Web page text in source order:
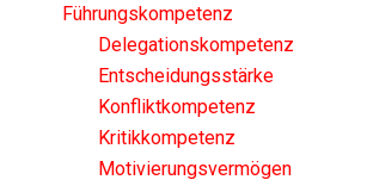
Führungskompetenz
Delegationskompetenz
Entscheidungsstärke
Konfliktkompetenz
Kritikkompetenz
Motivierungsvermögen